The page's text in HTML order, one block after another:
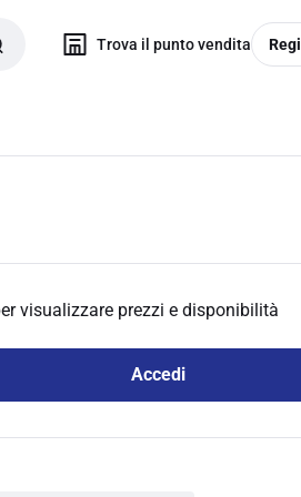
Trova il punto vendita
visualizzare prezzi e disponibilità
Accedi